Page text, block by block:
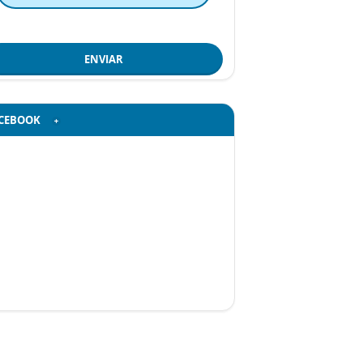
ENVIAR